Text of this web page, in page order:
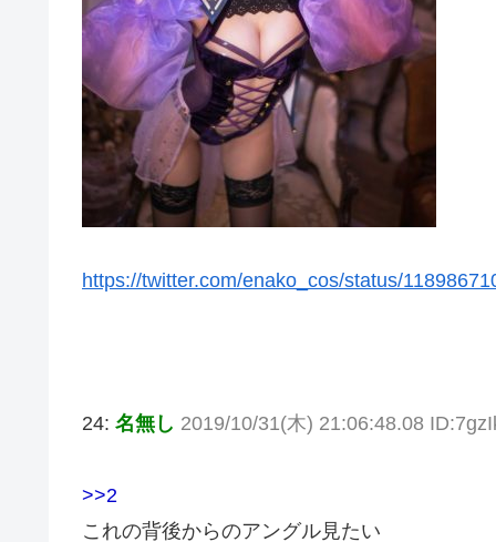
https://twitter.com/enako_cos/status/
24: 名無し 2019/10/31(木) 21:06:48.08
>>2
これの背後からのアングル見たい